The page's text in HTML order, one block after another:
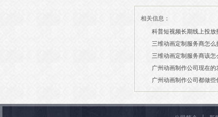
相关信息：
科普短视频长期线上投
2026/07/21
三维动画定制服务商怎么
2026/03/19
三维动画定制服务商该怎
2026/03/13
广州动画制作公司现在的
2026/03/06
广州动画制作公司都做些
2026/03/04